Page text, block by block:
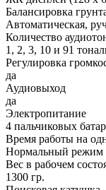
Балансировка
Автоматическая,
Количество
1, 2, 3, 10 и 91
Регулировка
да
Аудиовыход
да
Электропитание
4 пальчиковых
Время работы на
Нормальный режим
Вес в рабочем
1300 гр.